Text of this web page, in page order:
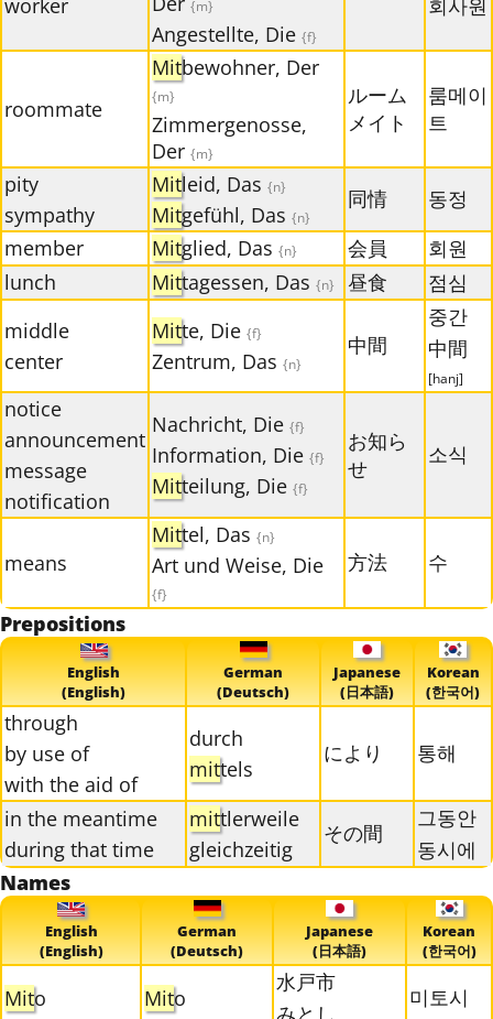
worker
{m}
Angestellte, Die {f}
회사원
roommate
Mitbewohner, Der
{m}
Zimmergenosse,
Der {m}
ルーム
メイト
룸메이
트
pity
sympathy
Mitleid, Das {n}
Mitgefühl, Das {n}
同情
동정
member
Mitglied, Das {n} 会員
회원
lunch
Mittagessen, Das {n} 昼食
점심
middle
center
Mitte, Die {f}
Zentrum, Das {n}
中間
중간
中間
[hanj]
notice
announcement
message
notification
Nachricht, Die {f}
Information, Die {f}
Mitteilung, Die {f}
お知ら
せ
소식
means
Mittel, Das {n}
Art und Weise, Die
{f}
方法 수
Prepositions
English
(English)
German
(Deutsch)
Japanese
(日本語)
Korean
(한국어)
through
by use of
with the aid of
durch
mittels
により 통해
in the meantime
during that time
mittlerweile
gleichzeitig
その間
그동안
동시에
Names
English
(English)
German
(Deutsch)
Japanese
(日本語)
Korean
(한국어)
Mito Mito
水戸市
みとし
미토시